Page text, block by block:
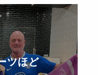
ツほど